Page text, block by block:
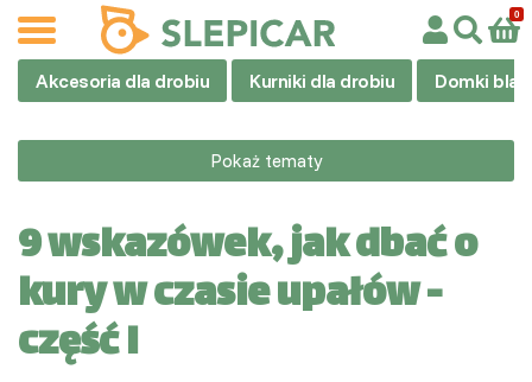
Akcesoria dla drobiu Kurniki dla drobiu Domki
Pokaż tematy
9 wskazówek, jak dbać o
kury w czasie upałów -
część I